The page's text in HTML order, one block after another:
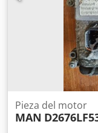
Pieza del motor
MAN